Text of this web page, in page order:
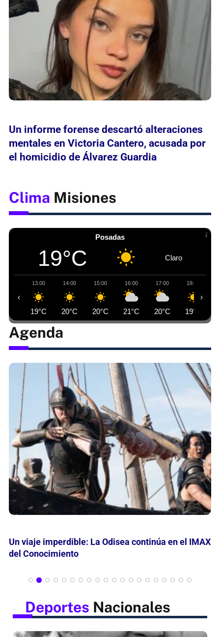
Un informe forense descartó alteraciones
mentales en Victoria Cantero, acusada por
el homicidio de Álvarez Guardia
Clima Misiones
Posadas
19°C Claro
13:00
19°C
14:00
20°C
15:00
20°C
16:00
21°C
17:00
20°C
18:00
19°C
‹ ›
Agenda
Mes de las Infancias: Curiosamente invita leer,
jugar y descubrir
Deportes Nacionales